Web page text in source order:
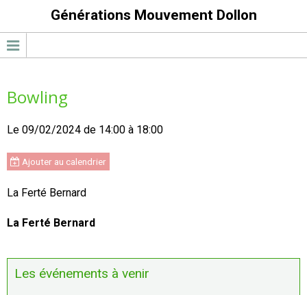
Générations Mouvement Dollon
Bowling
Le 09/02/2024 de 14:00 à 18:00
Ajouter au calendrier
La Ferté Bernard
La Ferté Bernard
Les événements à venir